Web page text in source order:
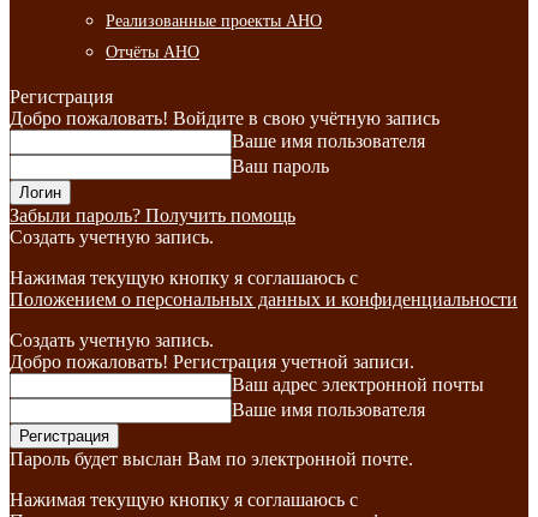
Реализованные проекты АНО
Отчёты АНО
Регистрация
Добро пожаловать! Войдите в свою учётную запись
Ваше имя пользователя
Ваш пароль
Забыли пароль? Получить помощь
Создать учетную запись.
Нажимая текущую кнопку я соглашаюсь с
Положением о персональных данных и конфиденциальности
Создать учетную запись.
Добро пожаловать! Регистрация учетной записи.
Ваш адрес электронной почты
Ваше имя пользователя
Пароль будет выслан Вам по электронной почте.
Нажимая текущую кнопку я соглашаюсь с